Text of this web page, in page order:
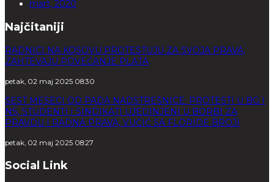
mart, 2020
Najčitaniji
RADNICI NA KOSOVU PROTESTUJU ZA SVOJA PRAVA,
ZAHTEVAJU POVEĆANJE PLATA
petak, 02 maj 2025 08:30
ŠEST MESECI OD PADA NADSTREŠNICE: PROTESTI U BG I
NS, STUDENTI I SINDIKATI UJEDINJENI U BORBI ZA
PRAVDU I RADNA PRAVA, VUČIĆ SA FLORIDE BROJI
petak, 02 maj 2025 08:27
Social Link